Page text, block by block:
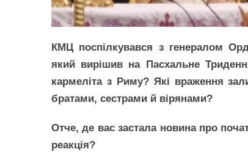
КМЦ поспілкувався з генералом
який вирішив на Пасхальне
кармеліта з Риму? Які враження
братами, сестрами й вірянами?
Отче, де вас застала новина про
реакція?